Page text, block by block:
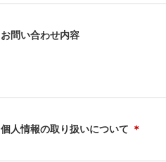
お問い合わせ内容
個人情報の取り扱いについて ＊